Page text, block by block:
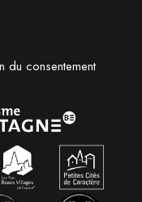
du consentement